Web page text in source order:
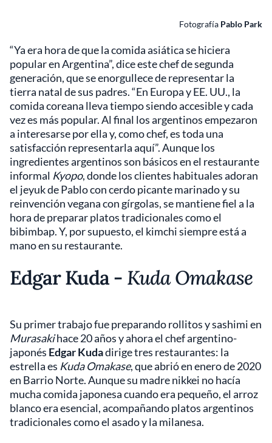
Fotografía Pablo Park
“Ya era hora de que la comida asiática se hiciera
popular en Argentina”, dice este chef de segunda
generación, que se enorgullece de representar la
tierra natal de sus padres. “En Europa y EE. UU., la
comida coreana lleva tiempo siendo accesible y cada
vez es más popular. Al final los argentinos empezaron
a interesarse por ella y, como chef, es toda una
satisfacción representarla aquí”. Aunque los
ingredientes argentinos son básicos en el restaurante
informal Kyopo, donde los clientes habituales adoran
el jeyuk de Pablo con cerdo picante marinado y su
reinvención vegana con gírgolas, se mantiene fiel a la
hora de preparar platos tradicionales como el
bibimbap. Y, por supuesto, el kimchi siempre está a
mano en su restaurante.
Edgar Kuda - Kuda Omakase
Su primer trabajo fue preparando rollitos y sashimi en
Murasakihace 20 años y ahora el chef argentino-
japonés Edgar Kudadirige tres restaurantes: la
estrella es Kuda Omakase, que abrió en enero de 2020
en Barrio Norte. Aunque su madre nikkei no hacía
mucha comida japonesa cuando era pequeño, el arroz
blanco era esencial, acompañando platos argentinos
tradicionales como el asado y la milanesa.